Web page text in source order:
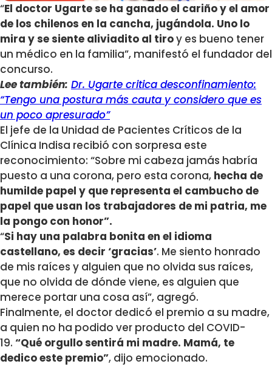
“El doctor Ugarte se ha ganado el cariño y el amor
de los chilenos en la cancha, jugándola. Uno lo
mira y se siente aliviadito al tiroy es bueno tener
un médico en la familia”, manifestó el fundador del
concurso.
Lee también: Dr. Ugarte critica desconfinamiento:
“Tengo una postura más cauta y considero que es
un poco apresurado”
El jefe de la Unidad de Pacientes Críticos de la
Clínica Indisa recibió con sorpresa este
reconocimiento: “Sobre mi cabeza jamás habría
puesto a una corona, pero esta corona, hecha de
humilde papel y que representa el cambucho de
papel que usan los trabajadores de mi patria, me
la pongo con honor”.
“Si hay una palabra bonita en el idioma
castellano, es decir ‘gracias’. Me siento honrado
de mis raíces y alguien que no olvida sus raíces,
que no olvida de dónde viene, es alguien que
merece portar una cosa así”, agregó.
Finalmente, el doctor dedicó el premio a su madre,
a quien no ha podido ver producto del COVID-
19. “Qué orgullo sentirá mi madre. Mamá, te
dedico este premio”, dijo emocionado.